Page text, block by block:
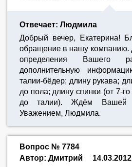
Отвечает: Людмила
Добрый вечер, Екатерина!
обращение в нашу компанию.
определения Вашего
дополнительную
талии-бёдер; длину рукава;
до пола; длину спинки (от 7-
до талии). Ждём Вашей
Уважением, Людмила.
Вопрос № 7784
Автор: Дмитрий